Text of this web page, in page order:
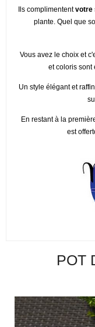
Ils complimententvotre
plante. Quel que
Vous avez le choix et
et coloris sont
Un style élégant et
En restant à la
est
POT